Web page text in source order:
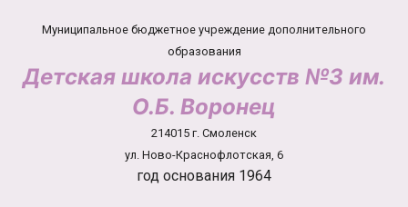
Муниципальное бюджетное учреждение дополнительного
образования
Детская школа искусств №3 им.
О.Б. Воронец
214015 г. Смоленск
ул. Ново-Краснофлотская, 6
год основания 1964